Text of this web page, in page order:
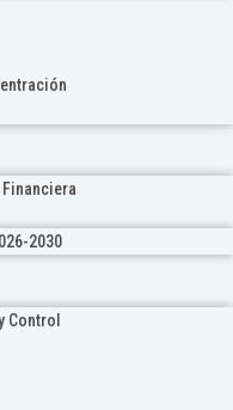
2030
Control